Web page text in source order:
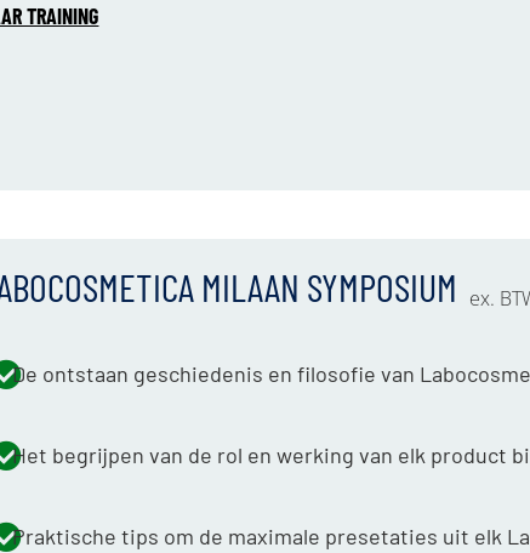
TRAINING
MILAAN SYMPOSIUM ex.
De ontstaan geschiedenis en filosofie van
Het begrijpen van de rol en werking van elk product
Praktische tips om de maximale presetaties uit elk